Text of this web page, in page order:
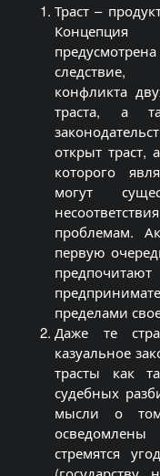
Траст –
следствие,
конфликта
траста, а
открыт траст,
которого
могут
проблемам.
первую
пределами
Даже те
казуальное
трасты как
судебных
мысли о
стремятся